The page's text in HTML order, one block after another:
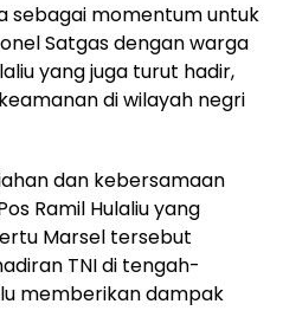
sebagai momentum untuk
Satgas dengan warga
yang juga turut hadir,
di wilayah negri
dan kebersamaan
Ramil Hulaliu yang
Marsel tersebut
TNI di tengah-
memberikan dampak